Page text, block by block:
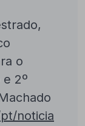
o
e 2º
noticia